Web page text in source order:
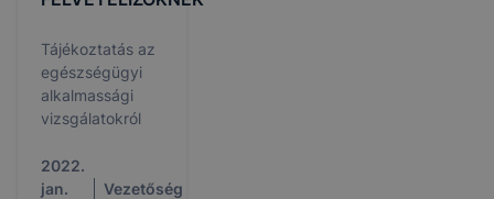
Tájékoztatás az
egészségügyi
alkalmassági
vizsgálatokról
2022.
jan.
Vezetőség